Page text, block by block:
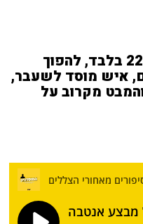
מה מוביל משוחרר טרי, בן 22 בלבד, להפוך
איש מוסד לשעבר,
מקרוב על